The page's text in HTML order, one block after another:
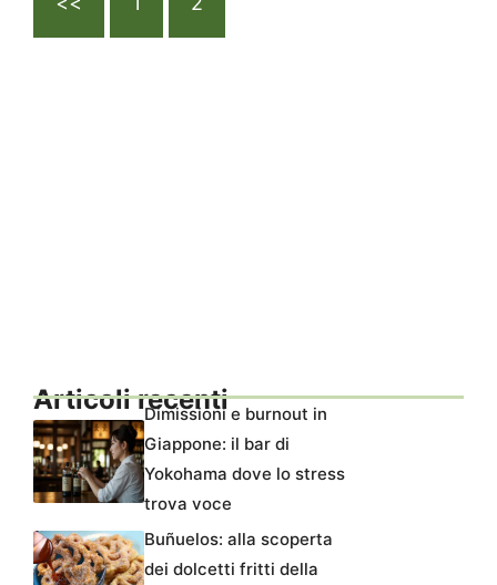
Articoli recentiDimissioni e burnout in
Giappone: il bar di
Yokohama dove lo stress
trova voce
Buñuelos: alla scoperta
dei dolcetti fritti della